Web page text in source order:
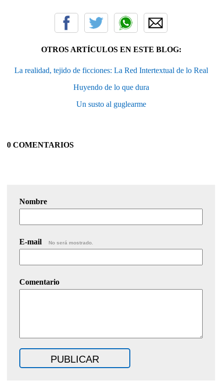
OTROS ARTÍCULOS EN ESTE BLOG:
La realidad, tejido de ficciones: La Red Intertextual de lo Real
Huyendo de lo que dura
Un susto al guglearme
0 COMENTARIOS
Nombre
E-mail No será mostrado.
Comentario